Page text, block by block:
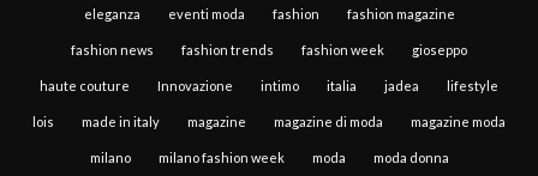
eleganza eventi moda fashion fashion magazine
fashion news fashion trends fashion week gioseppo
haute couture Innovazione intimo italia jadea lifestyle
lois made in italy magazine magazine di moda magazine moda
milano milano fashion week moda moda donna